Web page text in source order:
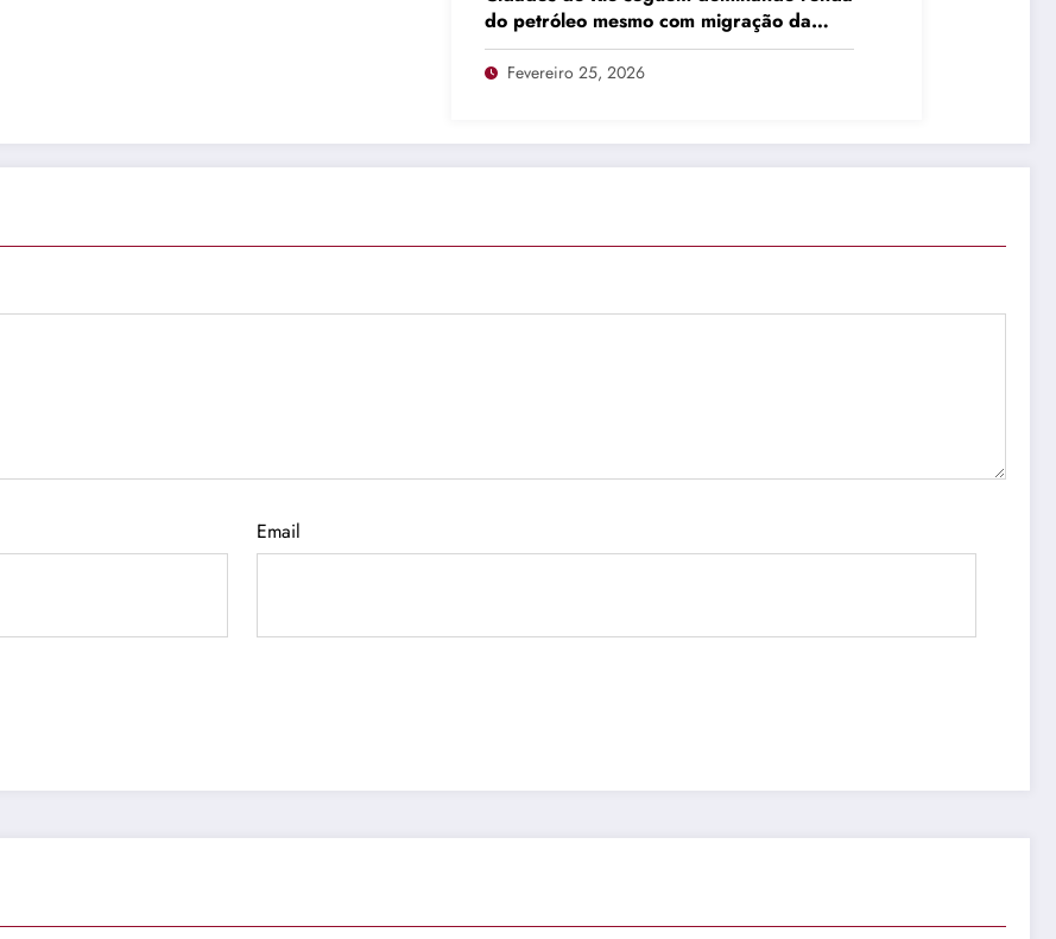
do petróleo mesmo com migração da
produção
Fevereiro 25, 2026
Email